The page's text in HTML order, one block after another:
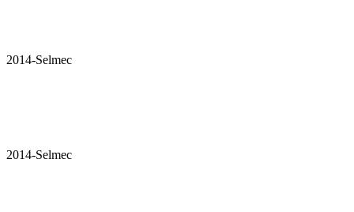
2014-Selmec
2014-Selmec